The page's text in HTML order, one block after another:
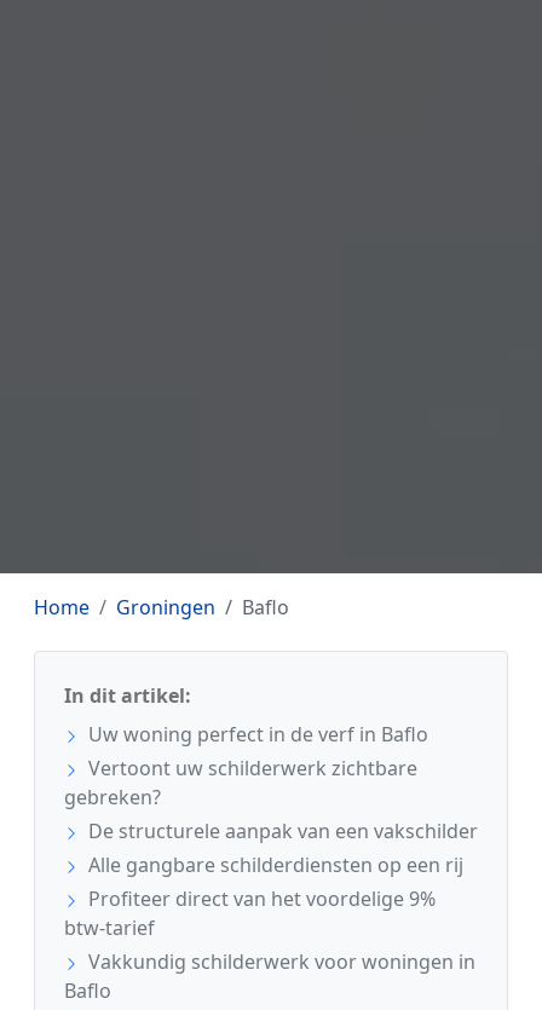
Home Groningen Baflo
In dit artikel:
Uw woning perfect in de verf in Baflo
Vertoont uw schilderwerk zichtbare
gebreken?
De structurele aanpak van een vakschilder
Alle gangbare schilderdiensten op een rij
Profiteer direct van het voordelige 9%
btw-tarief
Vakkundig schilderwerk voor woningen in
Baflo